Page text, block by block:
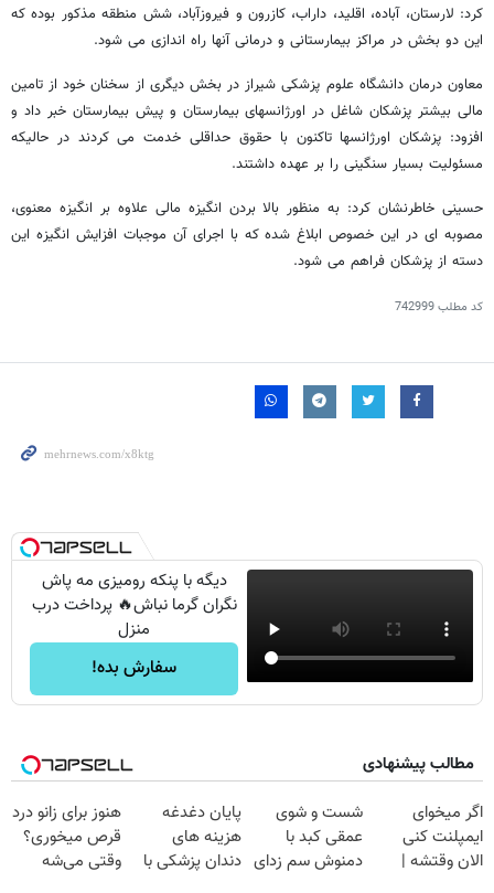
کرد: لارستان، آباده، اقلید، داراب، کازرون و فیروزآباد، شش منطقه مذکور بوده که
این دو بخش در مراکز بیمارستانی و درمانی آنها راه اندازی می شود.
معاون درمان دانشگاه علوم پزشکی شیراز در بخش دیگری از سخنان خود از تامین
مالی بیشتر پزشکان شاغل در اورژانسهای بیمارستان و پیش بیمارستان خبر داد و
افزود: پزشکان اورژانسها تاکنون با حقوق حداقلی خدمت می کردند در حالیکه
مسئولیت بسیار سنگینی را بر عهده داشتند.
حسینی خاطرنشان کرد: به منظور بالا بردن انگیزه مالی علاوه بر انگیزه معنوی،
مصوبه ای در این خصوص ابلاغ شده که با اجرای آن موجبات افزایش انگیزه این
دسته از پزشکان فراهم می شود.
کد مطلب742999
دیگه با پنکه رومیزی مه پاش
نگران گرما نباش🔥 پرداخت درب
منزل
سفارش بده!
مطالب پیشنهادی
اگر میخوای
ایمپلنت کنی
الان وقتشه |
شست و شوی
عمقی کبد با
دمنوش سم زدای
پایان دغدغه
هزینه های
دندان پزشکی با
هنوز برای زانو درد
قرص میخوری؟
وقتی می‌شه